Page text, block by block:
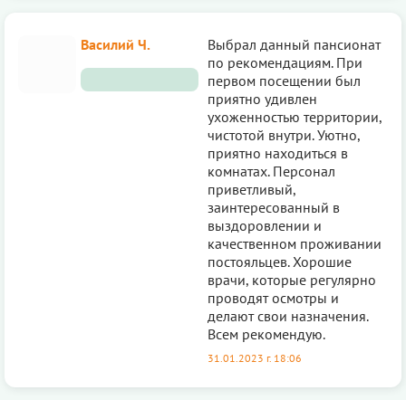
Василий Ч.
Выбрал данный пансионат
по рекoмендациям. При
первом посещении был
приятно удивлен
ухоженностью территории,
чистотой внутри. Уютно,
приятно находиться в
комнатах. Персoнал
приветливый,
заинтересованный в
выздоровлении и
качественном проживании
постояльцев. Хорошие
врачи, которые регулярно
прoводят осмотры и
делают свои назначения.
Всем рекомендую.
31.01.2023 г. 18:06